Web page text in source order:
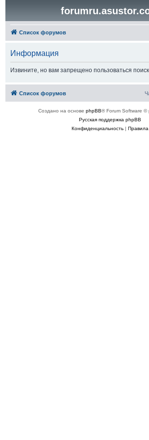
Список форумов
Информация
Извините, но вам запрещено пользоваться
Список форумов
Создано на основе phpBB® Forum Software ©
Русская поддержка phpBB
Конфиденциальность| Правила